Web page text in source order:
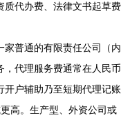
质代办费、法律文书起草费
家普通的有限责任公司（内
，代理服务费通常在人民币
户辅助乃至短期代理记账
高。生产型、外资公司或